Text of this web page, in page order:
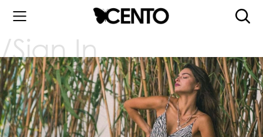
Sign In